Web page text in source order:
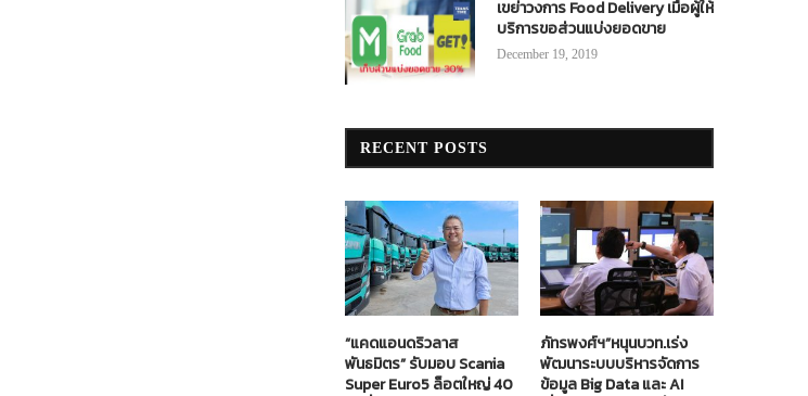
เขย่าวงการ Food Delivery เมื่อผู้ให้
บริการขอส่วนแบ่งยอดขาย
December 19, 2019
RECENT POSTS
“แคดแอนดริวลาส
พันธมิตร” รับมอบ Scania
Super Euro5 ล็อตใหญ่ 40
ภัทรพงศ์ฯ”หนุนบวท.เร่ง
พัฒนาระบบบริหารจัดการ
ข้อมูล Big Data และ AI